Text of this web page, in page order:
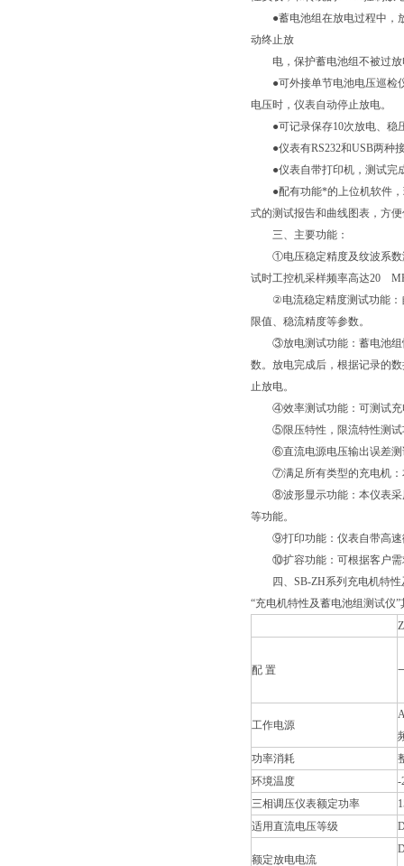
●蓄电池组在放电过程中，放
动终止放
电，保护蓄电池组不被过
●可外接单节电池电压巡检仪
电压时，仪表自动停止放电。
●可记录保存10次放电、稳压
●仪表有RS232和USB两种
●仪表自带打印机，测试完
●配有功能*的上位机软件，
式的测试报告和曲线图表，方
三、主要功能：
①电压稳定精度及纹波系数测
试时工控机采样频率高达20
②电流稳定精度测试功能：自
限值、稳流精度等参数。
③放电测试功能：蓄电池组恒
数。放电完成后，根据记录的
止放电。
④效率测试功能：可测试充
⑤限压特性，限流特性测试
⑥直流电源电压输出误差测
⑦满足所有类型的充电机：
⑧波形显示功能：本仪表采用
等功能。
⑨打印功能：仪表自带高速
⑩扩容功能：可根据客户需
四、SB-ZH系列充电机特性
“充电机特性及蓄电池组测试仪”
配 置
工作电源
功率消耗
环境温度
-
三相调压仪表额定功率
适用直流电压等级
额定放电电流